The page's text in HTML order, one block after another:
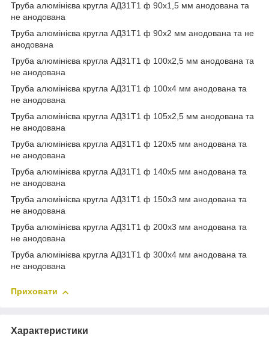
Труба алюмінієва кругла АД31Т1 ф 90х1,5 мм анодована та
не анодована
Труба алюмінієва кругла АД31Т1 ф 90х2 мм анодована та не
анодована
Труба алюмінієва кругла АД31Т1 ф 100х2,5 мм анодована та
не анодована
Труба алюмінієва кругла АД31Т1 ф 100х4 мм анодована та
не анодована
Труба алюмінієва кругла АД31Т1 ф 105х2,5 мм анодована та
не анодована
Труба алюмінієва кругла АД31Т1 ф 120х5 мм анодована та
не анодована
Труба алюмінієва кругла АД31Т1 ф 140х5 мм анодована та
не анодована
Труба алюмінієва кругла АД31Т1 ф 150х3 мм анодована та
не анодована
Труба алюмінієва кругла АД31Т1 ф 200х3 мм анодована та
не анодована
Труба алюмінієва кругла АД31Т1 ф 300х4 мм анодована та
не анодована
Приховати
Характеристики